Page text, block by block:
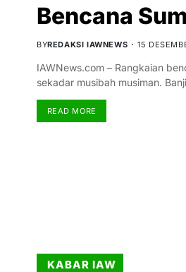
Bencana
BYREDAKSI IAWNEWS 15
IAWNews.com – Rangkaian
sekadar musibah musiman.
READ MORE
KABAR IAW